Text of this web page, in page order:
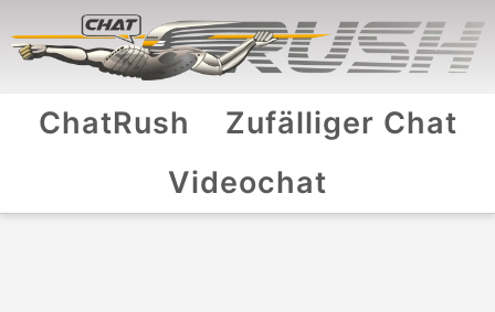
ChatRush
Zufälliger Chat
Videochat